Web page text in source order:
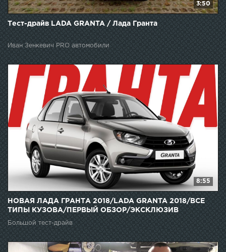
3:50
Тест-драйв LADA GRANTA / Лада Гранта
Иван Зенкевич PRO автомобили
8:55
НОВАЯ ЛАДА ГРАНТА 2018/LADA GRANTA 2018/ВСЕ
ТИПЫ КУЗОВА/ПЕРВЫЙ ОБЗОР/ЭКСКЛЮЗИВ
Большой тест-драйв